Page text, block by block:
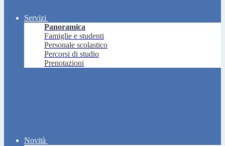
Servizi
Panoramica
Famiglie e studenti
Personale scolastico
Percorsi di studio
Prenotazioni
Novità